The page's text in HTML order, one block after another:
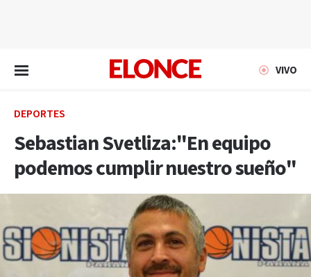
VIVO
DEPORTES
Sebastian Svetliza:"En equipo
podemos cumplir nuestro sueño"